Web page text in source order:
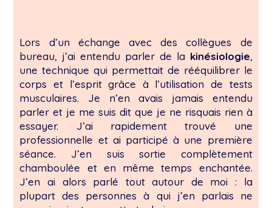
Lors d’un échange avec des collègues de
bureau, j’ai entendu parler de la kinésiologie,
une technique qui permettait de rééquilibrer le
corps et l’esprit grâce à l’utilisation de tests
musculaires. Je n’en avais jamais entendu
parler et je me suis dit que je ne risquais rien à
essayer. J’ai rapidement trouvé une
professionnelle et ai participé à une première
séance. J’en suis sortie complètement
chamboulée et en même temps enchantée.
J’en ai alors parlé tout autour de moi : la
plupart des personnes à qui j’en parlais ne